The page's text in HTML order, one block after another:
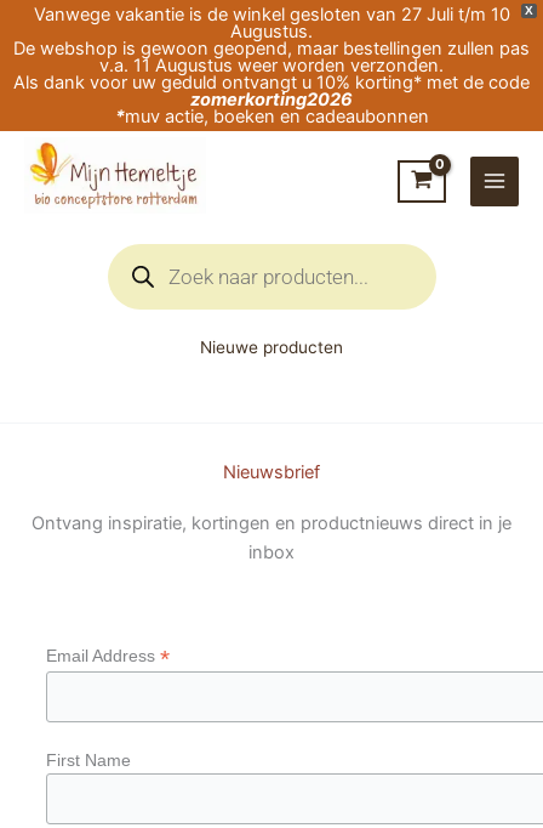
X
Vanwege vakantie is de winkel gesloten van 27 Juli t/m 10
Augustus.
De webshop is gewoon geopend, maar bestellingen zullen pas
v.a. 11 Augustus weer worden verzonden.
Als dank voor uw geduld ontvangt u 10% korting* met de code
zomerkorting2026
*muv actie, boeken en cadeaubonnen
naar
de
zoeken
Nieuwe producten
Nieuwsbrief
Ontvang inspiratie, kortingen en productnieuws direct in je
inbox
Email Address *
First Name